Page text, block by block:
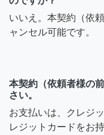
いいえ。本契約（依
ャンセル可能です。
本契約（依頼者様の
さい。
お支払いは、クレジ
レジットカードをお